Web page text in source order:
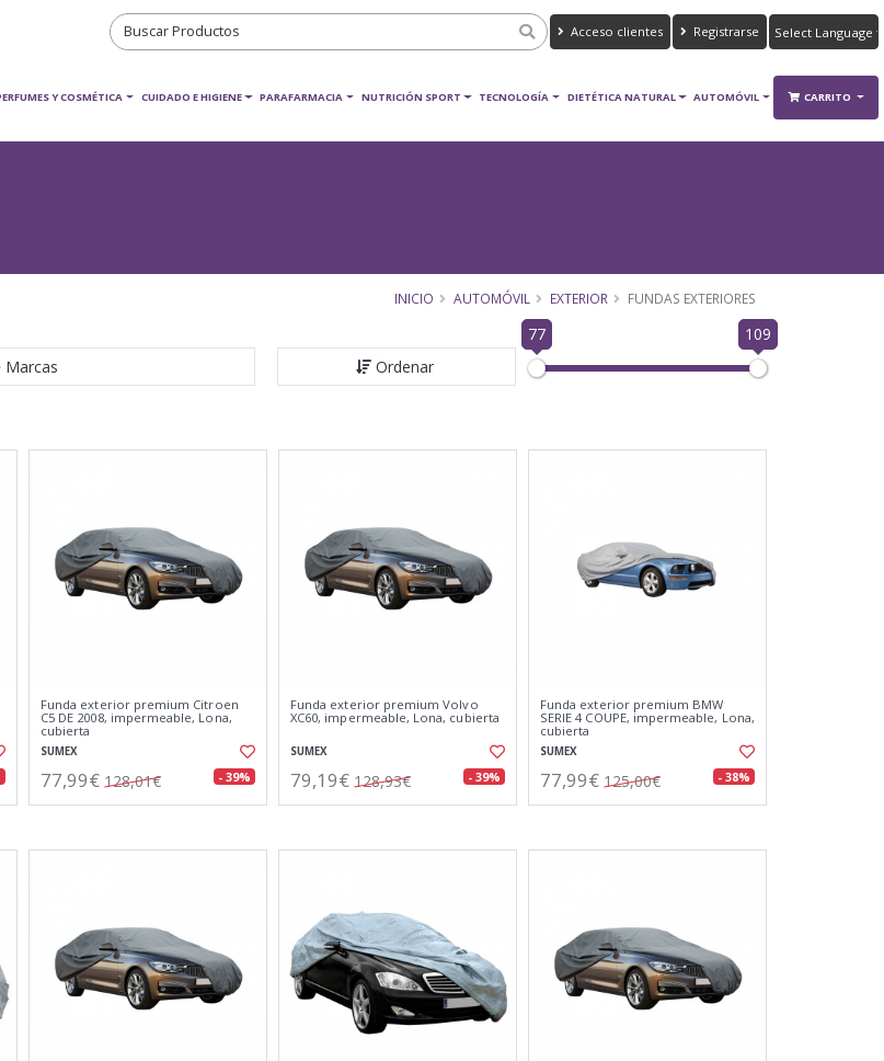
Acceso clientes Registrarse
Translate
Y COSMÉTICA CUIDADO E HIGIENE PARAFARMACIA NUTRICIÓN SPORT TECNOLOGÍA DIETÉTICA NATURAL AUTOMÓVIL CARRITO
INICIO AUTOMÓVIL EXTERIOR FUNDAS EXTERIORES
Marcas Ordenar
77 109
Funda exterior premium Citroen
C5 DE 2008, impermeable, Lona,
cubierta
SUMEX
77,99€ 128,01€ - 39%
Funda exterior premium Volvo
XC60, impermeable, Lona, cubierta
SUMEX
79,19€ 128,93€ - 39%
Funda exterior premium BMW
SERIE 4 COUPE, impermeable, Lona,
cubierta
SUMEX
77,99€ 125,00€ - 38%